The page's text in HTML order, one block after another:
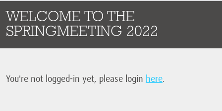
WELCOME TO THE
SPRINGMEETING 2022
You're not logged-in yet, please login here.